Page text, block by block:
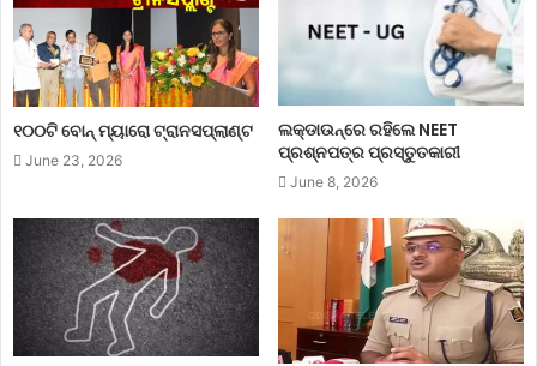
୧୦୦ଟି ବୋନ୍ ମ୍ୟାରୋ ଟ୍ରାନସପ୍ଲାଣ୍ଟ
June 23, 2026
ଲକ୍‌ଡାଉନ୍‌ରେ ରହିଲେ NEET
ପ୍ରଶ୍ନପତ୍ର ପ୍ରସ୍ତୁତକାରୀ
June 8, 2026